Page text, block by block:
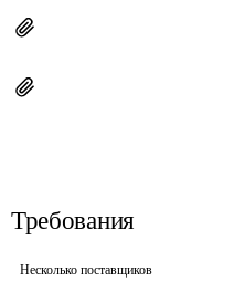
Требования
Несколько поставщиков